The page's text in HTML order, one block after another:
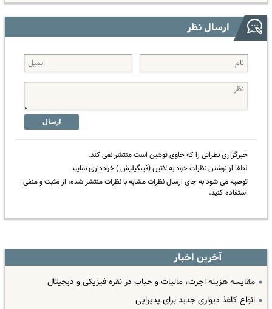
ارسال نظر
ارسال
خبرگزاری نظراتی را که حاوی توهین است منتشر نمی کند.
لطفا از نوشتن نظرات خود به لاتین (فینگیلیش ) خودداری نمایید
توصیه می شود به جای ارسال نظرات مشابه با نظرات منتشر شده، از مثبت و منفی
استفاده کنید.
آخرین اخبار
مقایسه هزینه اجرت، مالیات و حباب در نقره فیزیکی و دیجیتال
انواع کاغذ دیواری جدید برای پذیرایی